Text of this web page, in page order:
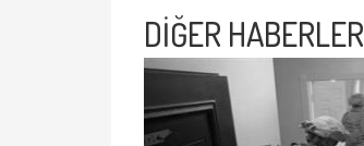
DİĞER HABERLER